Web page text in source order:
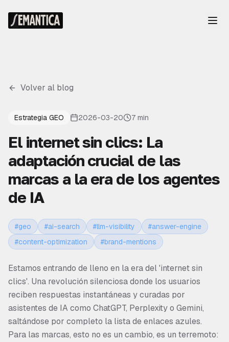
Volver al blog
Estrategia GEO 2026-03-20 7 min
El internet sin clics: La
adaptación crucial de las
marcas a la era de los agentes
de IA
#geo #ai-search #llm-visibility #answer-engine
#content-optimization #brand-mentions
Estamos entrando de lleno en la era del 'internet sin
clics'. Una revolución silenciosa donde los usuarios
reciben respuestas instantáneas y curadas por
asistentes de IA como ChatGPT, Perplexity o Gemini,
saltándose por completo la lista de enlaces azules.
Para las marcas, esto no es un cambio, es un terremoto: